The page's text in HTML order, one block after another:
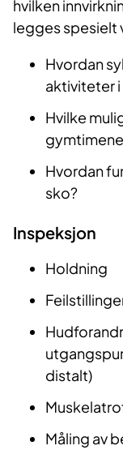
hvilken
legges spesielt
Hvordan
aktiviteter
Hvilke
Hvordan
sko?
Inspeksjon
Holdning
distalt)
Måling av